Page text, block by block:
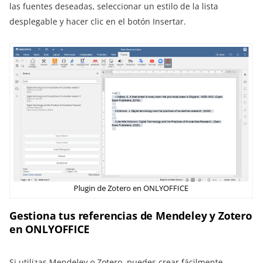
las fuentes deseadas, seleccionar un estilo de la lista
desplegable y hacer clic en el botón Insertar.
Plugin de Zotero en ONLYOFFICE
Gestiona tus referencias de Mendeley y Zotero
en ONLYOFFICE